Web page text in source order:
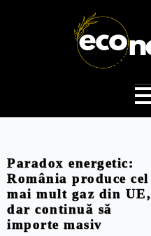
Paradox energetic:
România produce cel
mai mult gaz din UE,
dar continuă să
importe masiv